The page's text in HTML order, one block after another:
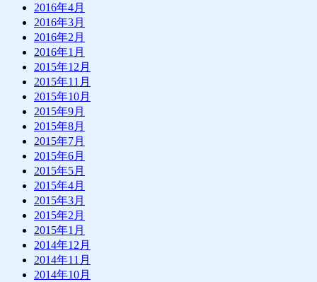
2016年4月
2016年3月
2016年2月
2016年1月
2015年12月
2015年11月
2015年10月
2015年9月
2015年8月
2015年7月
2015年6月
2015年5月
2015年4月
2015年3月
2015年2月
2015年1月
2014年12月
2014年11月
2014年10月